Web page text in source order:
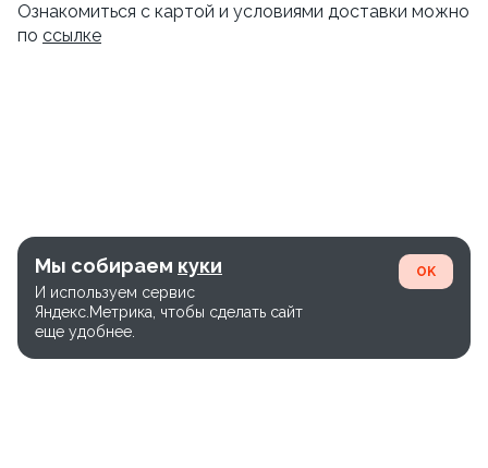
Ознакомиться с картой и условиями доставки можно
по ссылке
Мы собираем куки
И используем сервис
Яндекс.Метрика, чтобы сделать сайт
еще удобнее.
OK